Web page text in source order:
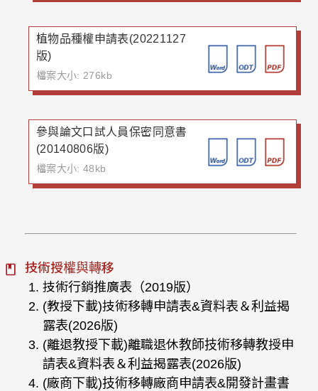
植物品種權申請表(20221127
版)
檔案大小: 276kb
參與論文口試人員保密同意書
(20140806版)
檔案大小: 48kb
技術授權與轉移
技術行銷推廣表（2019版）
(教授下載)技術移轉申請表&資料表＆利益揭
露表(2026版)
(離退教授下載)離職退休教師技術移轉教授申
請表&資料表＆利益揭露表(2026版)
(廠商下載)技術移轉廠商申請表&開發計畫書